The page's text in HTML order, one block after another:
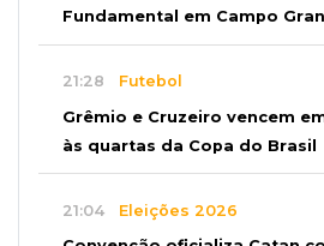
Fundamental em Campo
21:28 Futebol
Grêmio e Cruzeiro vencem
às quartas da Copa do Brasil
21:04 Eleições 2026